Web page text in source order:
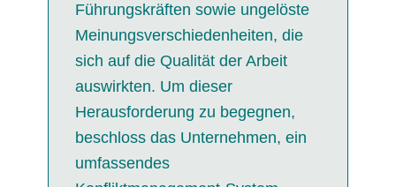
Führungskräften sowie ungelöste
Meinungsverschiedenheiten, die
sich auf die Qualität der Arbeit
auswirkten. Um dieser
Herausforderung zu begegnen,
beschloss das Unternehmen, ein
umfassendes